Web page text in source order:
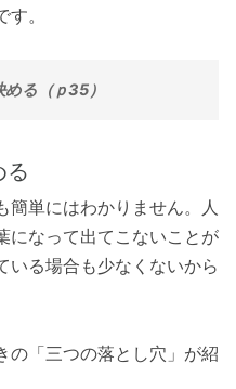
。
る（ｐ35）
る
簡単にはわかりません。人
になって出てこないことが
いる場合も少なくないから
の「三つの落とし穴」が紹